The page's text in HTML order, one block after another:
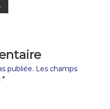
publiée. Les champs
*